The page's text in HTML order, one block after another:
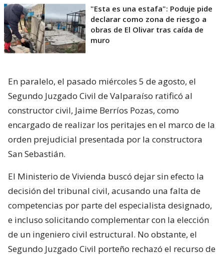
"Esta es una estafa": Poduje pide
declarar como zona de riesgo a
obras de El Olivar tras caída de
muro
En paralelo, el pasado miércoles 5 de agosto, el
Segundo Juzgado Civil de Valparaíso ratificó al
constructor civil, Jaime Berríos Pozas, como
encargado de realizar los peritajes en el marco de la
orden prejudicial presentada por la constructora
San Sebastián.
El Ministerio de Vivienda buscó dejar sin efecto la
decisión del tribunal civil, acusando una falta de
competencias por parte del especialista designado,
e incluso solicitando complementar con la elección
de un ingeniero civil estructural. No obstante, el
Segundo Juzgado Civil porteño rechazó el recurso de